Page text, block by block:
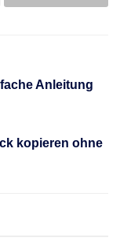
Anleitung
kopieren ohne